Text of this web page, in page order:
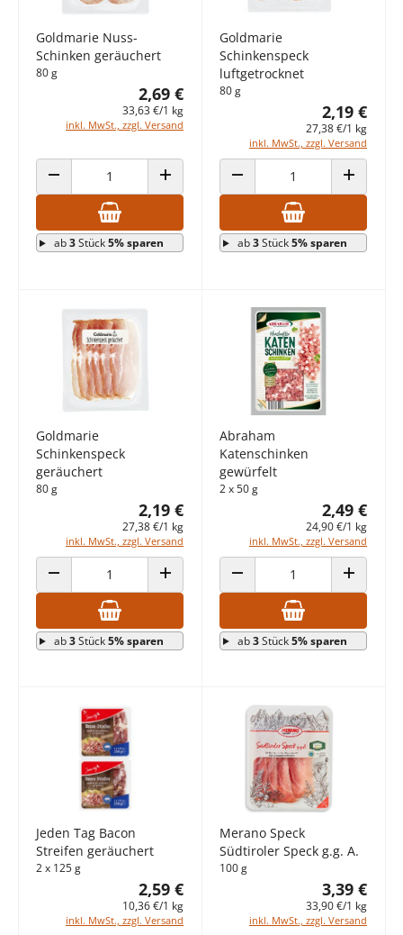
Goldmarie Nuss-
Schinken geräuchert
80 g
2,69 €
33,63 €/1 kg
inkl. MwSt., zzgl. Versand
ANZAHL VERRINGERN ANZAHL ERHÖHEN
ab3Stück5% sparen
Goldmarie
Schinkenspeck
luftgetrocknet
80 g
2,19 €
27,38 €/1 kg
inkl. MwSt., zzgl. Versand
ANZAHL VERRINGERN ANZAHL
ab3Stück5% sparen
Goldmarie
Schinkenspeck
geräuchert
80 g
2,19 €
27,38 €/1 kg
inkl. MwSt., zzgl. Versand
ANZAHL VERRINGERN ANZAHL ERHÖHEN
ab3Stück5% sparen
Abraham
Katenschinken
gewürfelt
2 x 50 g
2,49 €
24,90 €/1 kg
inkl. MwSt., zzgl. Versand
ANZAHL VERRINGERN ANZAHL
ab3Stück5% sparen
Jeden Tag Bacon
Streifen geräuchert
2 x 125 g
2,59 €
10,36 €/1 kg
inkl. MwSt., zzgl. Versand
Merano Speck
Südtiroler Speck g.g. A.
100 g
3,39 €
33,90 €/1 kg
inkl. MwSt., zzgl. Versand